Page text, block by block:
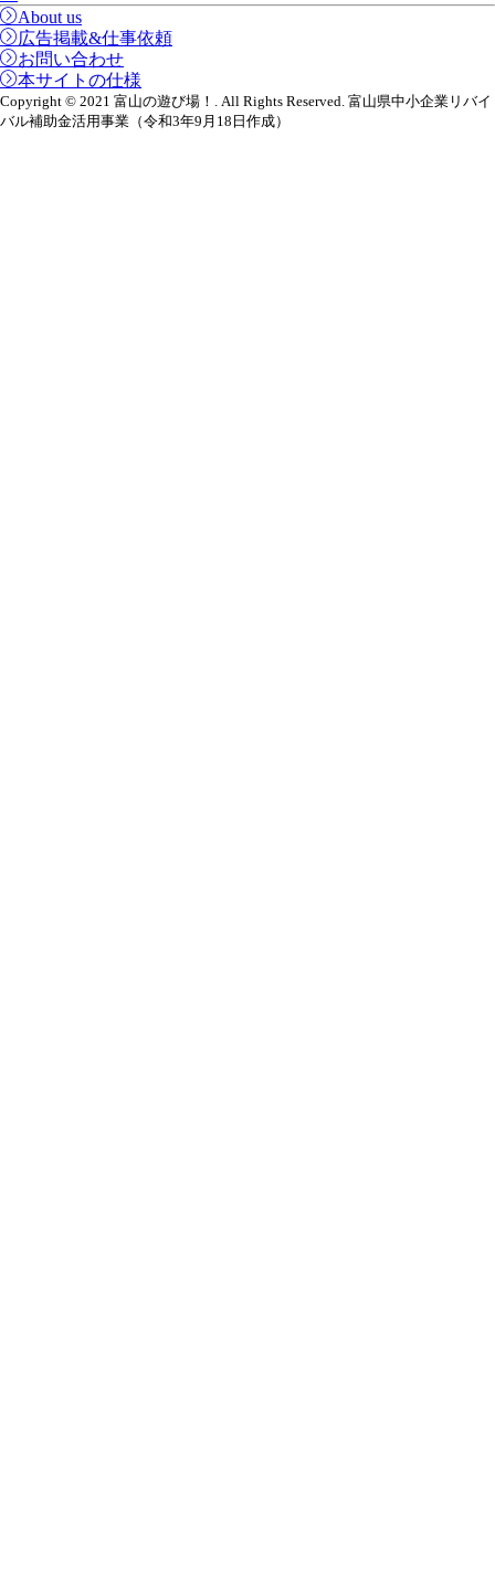
About us
広告掲載&仕事依頼
お問い合わせ
本サイトの仕様
Copyright © 2021 富山の遊び場！. All Rights Reserved. 富山県中小企業リバイ
バル補助金活用事業（令和3年9月18日作成）